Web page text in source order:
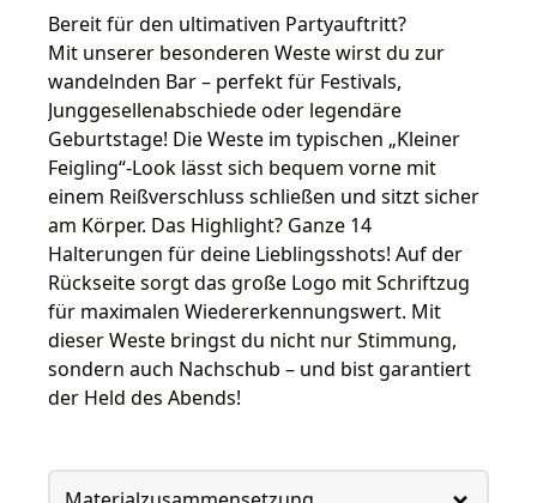
Bereit für den ultimativen Partyauftritt?
Mit unserer besonderen Weste wirst du zur
wandelnden Bar – perfekt für Festivals,
Junggesellenabschiede oder legendäre
Geburtstage! Die Weste im typischen „Kleiner
Feigling“-Look lässt sich bequem vorne mit
einem Reißverschluss schließen und sitzt sicher
am Körper. Das Highlight? Ganze 14
Halterungen für deine Lieblingsshots! Auf der
Rückseite sorgt das große Logo mit Schriftzug
für maximalen Wiedererkennungswert. Mit
dieser Weste bringst du nicht nur Stimmung,
sondern auch Nachschub – und bist garantiert
der Held des Abends!